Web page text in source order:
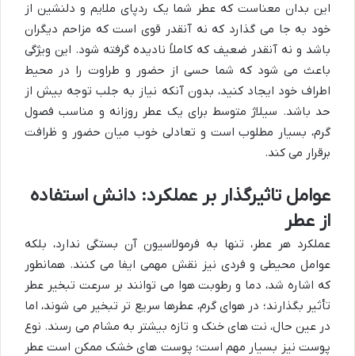
این بدان معناست که عطر شما یک ردپای ملایم و دلنشین از
خود به جا می گذارد که نه آنقدر قوی است که مزاحم دیگران
باشد و نه آنقدر ضعیف که کاملاً نادیده گرفته شود. این ویژگی
باعث می شود که شما حسی از حضور و طراوت را در محیط
اطراف خود ایجاد کنید، بدون آنکه نیاز به جلب توجه بیش از
حد باشد. سیلاژ متوسط برای یک عطر روزانه و مناسب فصول
گرم، بسیار مطلوب است و تعادلی خوب میان حضور و ظرافت
برقرار می کند.
عوامل تاثیرگذار بر عملکرد: دانش استفاده
از عطر
عملکرد هر عطر، تنها به فرمولاسیون آن بستگی ندارد، بلکه
عوامل محیطی و فردی نیز نقش مهمی ایفا می کنند. همانطور
که اشاره شد، دما و رطوبت هوا می توانند بر سرعت تبخیر عطر
تأثیر بگذارند؛ در هوای گرم، عطرها سریع تر تبخیر می شوند، اما
در عین حال، نت های خنک و تازه بیشتر به مشام می رسند. نوع
پوست نیز بسیار مهم است؛ پوست های خشک ممکن است عطر